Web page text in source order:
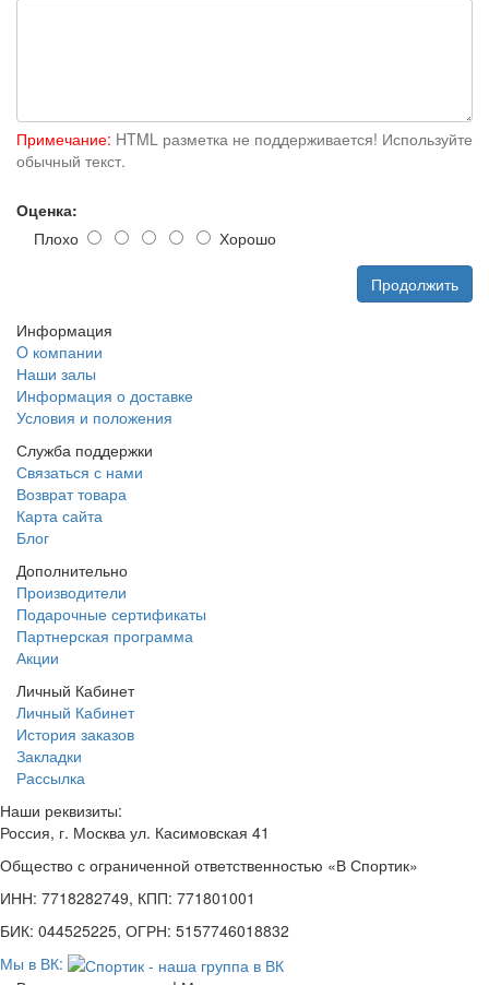
Примечание: HTML разметка не поддерживается! Используйте
обычный текст.
Оценка:
Плохо
Хорошо
Продолжить
Информация
O компании
Наши залы
Информация о доставке
Условия и положения
Служба поддержки
Связаться с нами
Возврат товара
Карта сайта
Блог
Дополнительно
Производители
Подарочные сертификаты
Партнерская программа
Акции
Личный Кабинет
Личный Кабинет
История заказов
Закладки
Рассылка
Наши реквизиты:
Россия, г. Москва ул. Касимовская 41
Общество с ограниченной ответственностью «В Спортик»
ИНН: 7718282749, КПП: 771801001
БИК: 044525225, ОГРН: 5157746018832
Мы в ВК: